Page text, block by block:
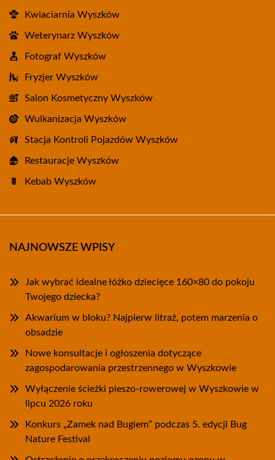
Kwiaciarnia Wyszków
Weterynarz Wyszków
Fotograf Wyszków
Fryzjer Wyszków
Salon Kosmetyczny Wyszków
Wulkanizacja Wyszków
Stacja Kontroli Pojazdów Wyszków
Restauracje Wyszków
Kebab Wyszków
NAJNOWSZE WPISY
Jak wybrać idealne łóżko dziecięce 160×80 do pokoju
Twojego dziecka?
Akwarium w bloku? Najpierw litraż, potem marzenia o
obsadzie
Nowe konsultacje i ogłoszenia dotyczące
zagospodarowania przestrzennego w Wyszkowie
Wyłączenie ścieżki pieszo-rowerowej w Wyszkowie w
lipcu 2026 roku
Konkurs „Zamek nad Bugiem” podczas 5. edycji Bug
Nature Festival